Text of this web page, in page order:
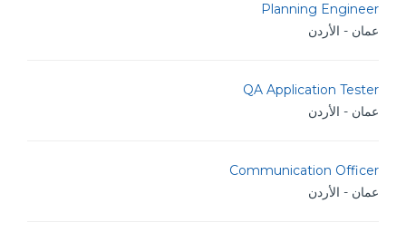
Planning Engineer
عمان - الأردن
QA Application Tester
عمان - الأردن
Communication Officer
عمان - الأردن